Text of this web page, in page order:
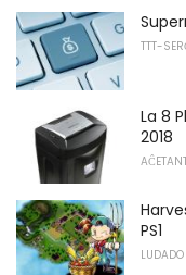
TTT-
La 8
2018
PS1
LUDADO